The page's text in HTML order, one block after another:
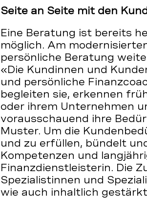
Seite an Seite mit den
Eine Beratung ist bereits
möglich. Am
persönliche Beratung
«Die Kundinnen und
und persönliche
begleiten sie, erkennen
oder ihrem Unternehmen
vorausschauend ihre
Muster. Um die
und zu erfüllen, bündelt
Kompetenzen und
Finanzdienstleisterin. Die
Spezialistinnen und
wie auch inhaltlich